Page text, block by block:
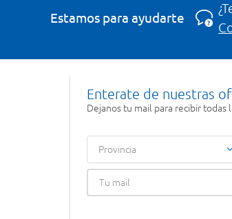
Estamos para ayudarte
Enterate de nuestras
Dejanos tu mail para recibir todas
Provincia